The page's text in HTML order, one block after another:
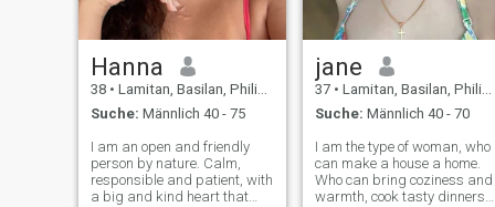
Hanna
38 • Lamitan, Basilan, Philippinen
Suche: Männlich 40 - 75
I am an open and friendly
person by nature. Calm,
responsible and patient, with
a big and kind heart that
jane
37 • Lamitan, Basilan, Philippinen
Suche: Männlich 40 - 70
I am the type of woman, who
can make a house a home.
Who can bring coziness and
warmth, cook tasty dinners